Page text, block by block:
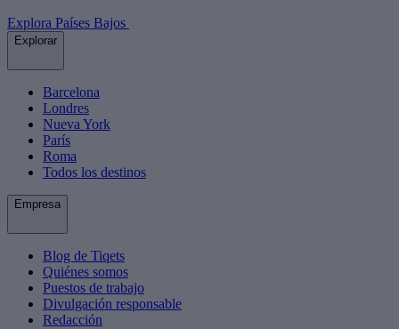
Explora Países Bajos
Explorar
Barcelona
Londres
Nueva York
París
Roma
Todos los destinos
Empresa
Blog de Tiqets
Quiénes somos
Puestos de trabajo
Divulgación responsable
Redacción